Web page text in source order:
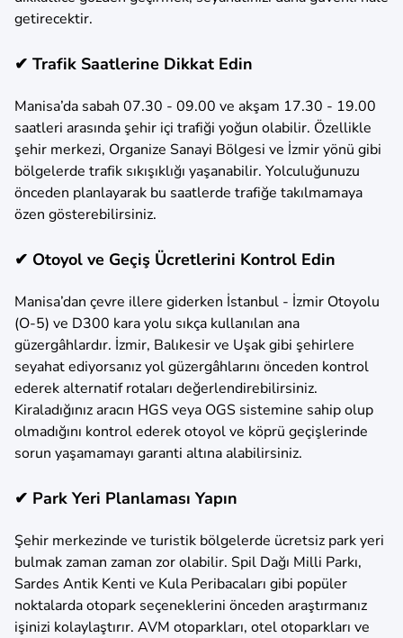
getirecektir.
✔ Trafik Saatlerine Dikkat Edin
Manisa’da sabah 07.30 - 09.00 ve akşam 17.30 - 19.00
saatleri arasında şehir içi trafiği yoğun olabilir. Özellikle
şehir merkezi, Organize Sanayi Bölgesi ve İzmir yönü gibi
bölgelerde trafik sıkışıklığı yaşanabilir. Yolculuğunuzu
önceden planlayarak bu saatlerde trafiğe takılmamaya
özen gösterebilirsiniz.
✔ Otoyol ve Geçiş Ücretlerini Kontrol Edin
Manisa’dan çevre illere giderken İstanbul - İzmir Otoyolu
(O-5) ve D300 kara yolu sıkça kullanılan ana
güzergâhlardır. İzmir, Balıkesir ve Uşak gibi şehirlere
seyahat ediyorsanız yol güzergâhlarını önceden kontrol
ederek alternatif rotaları değerlendirebilirsiniz.
Kiraladığınız aracın HGS veya OGS sistemine sahip olup
olmadığını kontrol ederek otoyol ve köprü geçişlerinde
sorun yaşamamayı garanti altına alabilirsiniz.
✔ Park Yeri Planlaması Yapın
Şehir merkezinde ve turistik bölgelerde ücretsiz park yeri
bulmak zaman zaman zor olabilir. Spil Dağı Milli Parkı,
Sardes Antik Kenti ve Kula Peribacaları gibi popüler
noktalarda otopark seçeneklerini önceden araştırmanız
işinizi kolaylaştırır. AVM otoparkları, otel otoparkları ve